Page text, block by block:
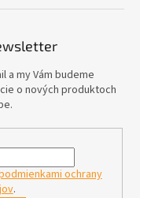
a my Vám budeme
o nových produktoch
ochrany
.